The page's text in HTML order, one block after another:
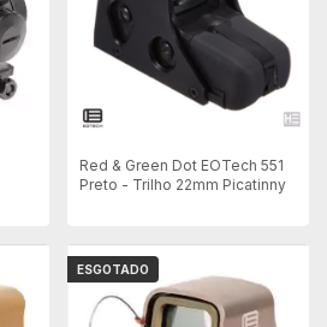
Red & Green Dot EOTech 551
Preto - Trilho 22mm Picatinny
ESGOTADO